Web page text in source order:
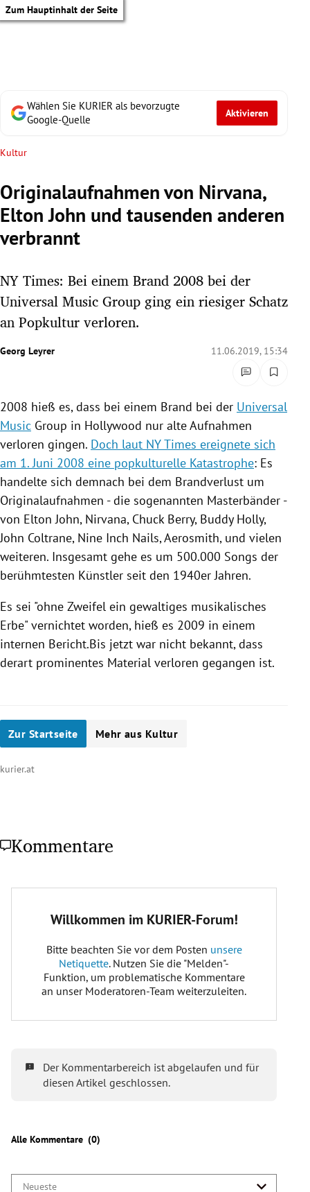
Zum Hauptinhalt der Seite
Untermenü
Untermenü
Untermenü
Untermenü
Untermenü
Untermenü
Wählen Sie KURIER als bevorzugte
Google-Quelle
Aktivieren
Kultur
Originalaufnahmen von Nirvana,
Elton John und tausenden anderen
verbrannt
NY Times: Bei einem Brand 2008 bei der
Universal Music Group ging ein riesiger Schatz
an Popkultur verloren.
Georg Leyrer 11.06.2019, 15:34
2008 hieß es, dass bei einem Brand bei der Universal
Music Group in Hollywood nur alte Aufnahmen
verloren gingen. Doch laut NY Times ereignete sich
am 1. Juni 2008 eine popkulturelle Katastrophe: Es
handelte sich demnach bei dem Brandverlust um
Originalaufnahmen - die sogenannten Masterbänder -
von Elton John, Nirvana, Chuck Berry, Buddy Holly,
John Coltrane, Nine Inch Nails,Aerosmith, und vielen
weiteren. Insgesamt gehe es um 500.000 Songs der
berühmtesten Künstler seit den 1940er Jahren.
Es sei "ohne Zweifel ein gewaltiges musikalisches
Erbe" vernichtet worden, hieß es 2009 in einem
internen Bericht.Bis jetzt war nicht bekannt, dass
derart prominentes Material verloren gegangen ist.
Zur Startseite Mehr aus Kultur
kurier.at
Kommentare